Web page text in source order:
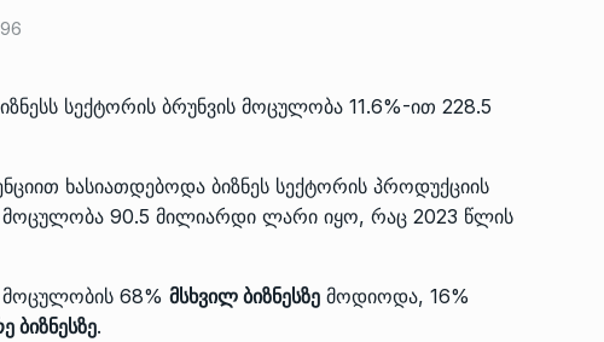
96
სექტორის ბრუნვის მოცულობა 11.6%-ით 228.5
ხასიათდებოდა ბიზნეს სექტორის პროდუქციის
მოცულობა 90.5 მილიარდი ლარი იყო, რაც 2023 წლის
მოცულობის 68% მსხვილ ბიზნესზე მოდიოდა, 16%
ბიზნესზე.
ფალიაშვილის
05/2022
ფალიაშვილის
და
პრემიერ-მინისტრი ირაკლი
ᲒᲐᲜᲐᲗᲚᲔᲑᲐ 15/05/2022
15
ღარიბაშვილმა ახლად